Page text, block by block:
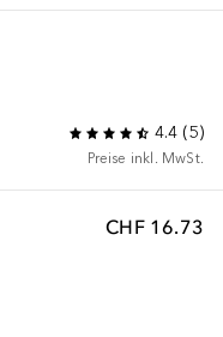
4.4 (5)
Preise inkl. MwSt.
CHF 16.73